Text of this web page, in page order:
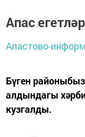
Апас
Апастово-
Бүген
алдындагы
кузгалды.